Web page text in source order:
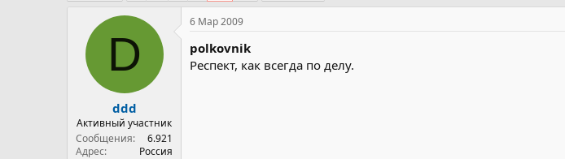
ч
л
а
D
ddd
Активный участник
Сообщения
6.921
Адрес
Россия
6 Мар 2009
polkovnik
Респект, как всегда по делу.